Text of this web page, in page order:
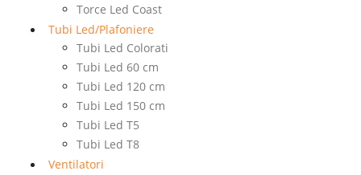
Torce Led Coast
Tubi Led/Plafoniere
Tubi Led Colorati
Tubi Led 60 cm
Tubi Led 120 cm
Tubi Led 150 cm
Tubi Led T5
Tubi Led T8
Ventilatori